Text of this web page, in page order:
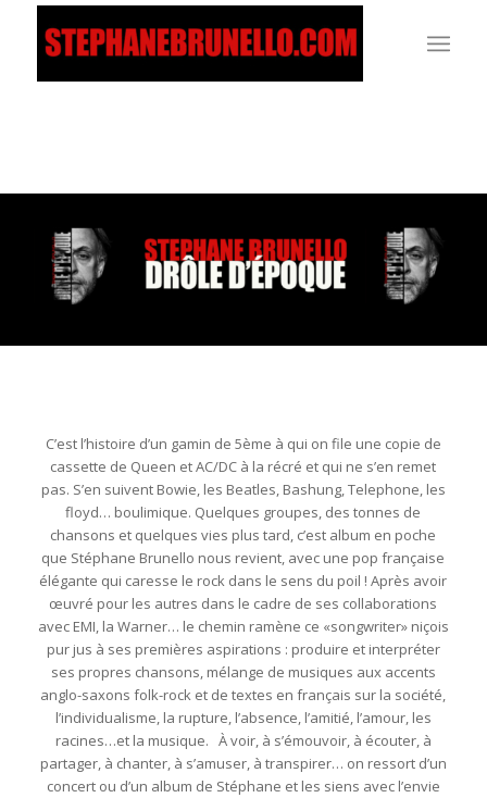
C’est l’histoire d’un gamin de 5ème à qui on file une copie de
cassette de Queen et AC/DC à la récré et qui ne s’en remet
pas. S’en suivent Bowie, les Beatles, Bashung, Telephone, les
floyd… boulimique. Quelques groupes, des tonnes de
chansons et quelques vies plus tard, c’est album en poche
que Stéphane Brunello nous revient, avec une pop française
élégante qui caresse le rock dans le sens du poil ! Après avoir
œuvré pour les autres dans le cadre de ses collaborations
avec EMI, la Warner… le chemin ramène ce «songwriter» niçois
pur jus à ses premières aspirations : produire et interpréter
ses propres chansons, mélange de musiques aux accents
anglo-saxons folk-rock et de textes en français sur la société,
l’individualisme, la rupture, l’absence, l’amitié, l’amour, les
racines…et la musique. À voir, à s’émouvoir, à écouter, à
partager, à chanter, à s’amuser, à transpirer… on ressort d’un
concert ou d’un album de Stéphane et les siens avec l’envie